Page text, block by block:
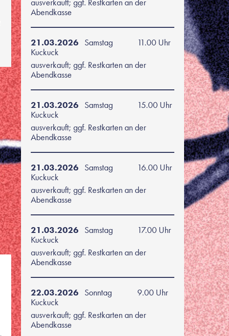
Abendkasse
21.03.2026 Samstag
11.00 Uhr
Kuckuck
ausverkauft; ggf. Restkarten an der
Abendkasse
21.03.2026 Samstag
15.00 Uhr
Kuckuck
ausverkauft; ggf. Restkarten an der
Abendkasse
21.03.2026 Samstag
16.00 Uhr
Kuckuck
ausverkauft; ggf. Restkarten an der
Abendkasse
21.03.2026 Samstag
17.00 Uhr
Kuckuck
ausverkauft; ggf. Restkarten an der
Abendkasse
22.03.2026 Sonntag
9.00 Uhr
Kuckuck
ausverkauft; ggf. Restkarten an der
Abendkasse